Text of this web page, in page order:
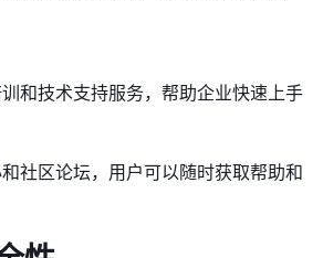
和技术支持服务，帮助企业快速上手
社区论坛，用户可以随时获取帮助和